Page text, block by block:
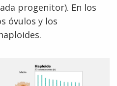
progenitor). En los
óvulos y los